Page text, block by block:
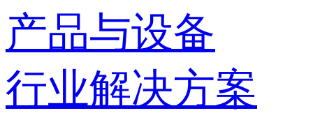
产品与设备
行业解决方案